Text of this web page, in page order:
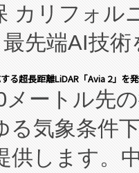
イチェーン
が高く、持
した現地生
用負担を大
に拡大する
カリフォル
先端AI技術
ンド：本社
と、エンタ
、日本にあ
システム（
る超長距離LiDAR「Avia 2」を
メートル先
る気象条件
供します。